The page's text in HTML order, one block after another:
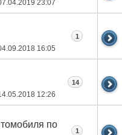
23:07
16:05
1
12:26
14
по
1